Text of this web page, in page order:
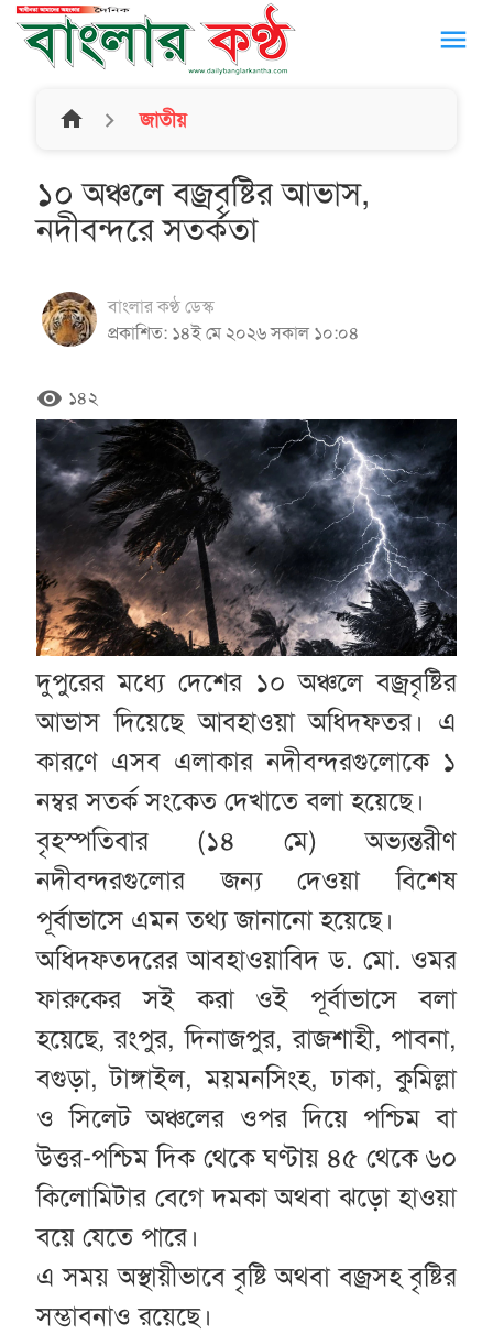
menu
home জাতীয়
১০ অঞ্চলে বজ্রবৃষ্টির আভাস,
নদীবন্দরে সতর্কতা
বাংলার কণ্ঠ ডেস্ক
প্রকাশিত: ১৪ই মে ২০২৬ সকাল ১০:০৪
remove_red_eye ১৪২
দুপুরের মধ্যে দেশের ১০ অঞ্চলে বজ্রবৃষ্টির
আভাস দিয়েছে আবহাওয়া অধিদফতর। এ
কারণে এসব এলাকার নদীবন্দরগুলোকে ১
নম্বর সতর্ক সংকেত দেখাতে বলা হয়েছে।
বৃহস্পতিবার (১৪ মে) অভ্যন্তরীণ
নদীবন্দরগুলোর জন্য দেওয়া বিশেষ
পূর্বাভাসে এমন তথ্য জানানো হয়েছে।
অধিদফতদরের আবহাওয়াবিদ ড. মো. ওমর
ফারুকের সই করা ওই পূর্বাভাসে বলা
হয়েছে, রংপুর, দিনাজপুর, রাজশাহী, পাবনা,
বগুড়া, টাঙ্গাইল, ময়মনসিংহ, ঢাকা, কুমিল্লা
ও সিলেট অঞ্চলের ওপর দিয়ে পশ্চিম বা
উত্তর-পশ্চিম দিক থেকে ঘণ্টায় ৪৫ থেকে ৬০
কিলোমিটার বেগে দমকা অথবা ঝড়ো হাওয়া
বয়ে যেতে পারে।
এ সময় অস্থায়ীভাবে বৃষ্টি অথবা বজ্রসহ বৃষ্টির
সম্ভাবনাও রয়েছে।